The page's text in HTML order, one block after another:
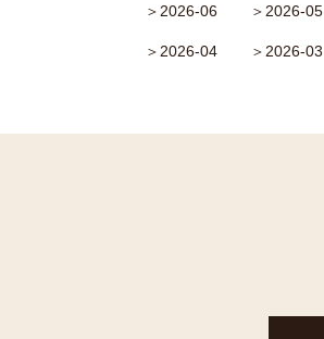
＞2026-06 ＞2026-05
＞2026-04 ＞2026-03